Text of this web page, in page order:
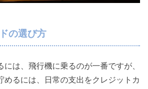
の選び方
には、飛行機に乗るのが一番ですが、
めるには、日常の支出をクレジットカ